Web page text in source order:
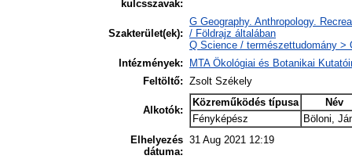
kulcsszavak:
Szakterület(ek):
G Geography. Anthropology.
/ Földrajz általában
Q Science / természettudomány >
Intézmények:
MTA Ökológiai és Botanikai
Feltöltő: Zsolt Székely
Alkotók:
Közreműködés típusa
Név
Fényképész
Böloni,
Elhelyezés
dátuma:
31 Aug 2021 12:19